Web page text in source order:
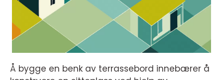
Å bygge en benk av terrassebord innebærer å